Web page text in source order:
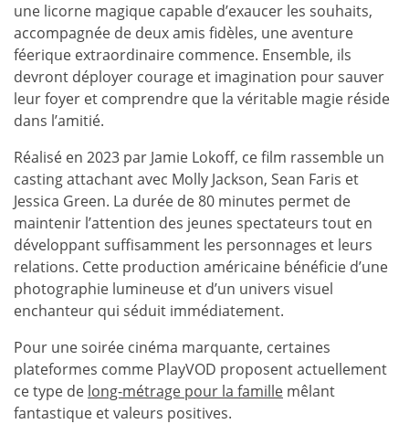
une licorne magique capable d’exaucer les souhaits,
accompagnée de deux amis fidèles, une aventure
féerique extraordinaire commence. Ensemble, ils
devront déployer courage et imagination pour sauver
leur foyer et comprendre que la véritable magie réside
dans l’amitié.
Réalisé en 2023 par Jamie Lokoff, ce film rassemble un
casting attachant avec Molly Jackson, Sean Faris et
Jessica Green. La durée de 80 minutes permet de
maintenir l’attention des jeunes spectateurs tout en
développant suffisamment les personnages et leurs
relations. Cette production américaine bénéficie d’une
photographie lumineuse et d’un univers visuel
enchanteur qui séduit immédiatement.
Pour une soirée cinéma marquante, certaines
plateformes comme PlayVOD proposent actuellement
ce type de long-métrage pour la famille mêlant
fantastique et valeurs positives.